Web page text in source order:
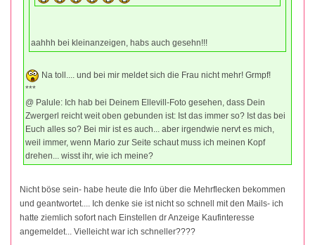
aahhh bei kleinanzeigen, habs auch gesehn!!!
Na toll.... und bei mir meldet sich die Frau nicht mehr! Grmpf!
***
@ Palule: Ich hab bei Deinem Ellevill-Foto gesehen, dass Dein
Zwergerl reicht weit oben gebunden ist: Ist das immer so? Ist das bei
Euch alles so? Bei mir ist es auch... aber irgendwie nervt es mich,
weil immer, wenn Mario zur Seite schaut muss ich meinen Kopf
drehen... wisst ihr, wie ich meine?
Nicht böse sein- habe heute die Info über die Mehrflecken bekommen
und geantwortet.... Ich denke sie ist nicht so schnell mit den Mails- ich
hatte ziemlich sofort nach Einstellen dr Anzeige Kaufinteresse
angemeldet... Vielleicht war ich schneller????